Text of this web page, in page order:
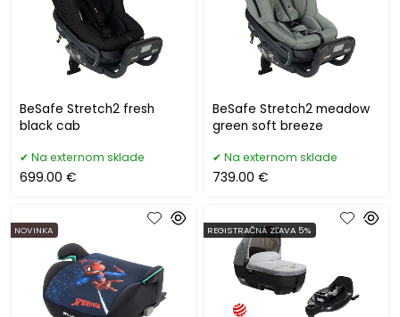
BeSafe Stretch2 fresh
black cab
Na externom sklade
699.00 €
BeSafe Stretch2 meadow
green soft breeze
Na externom sklade
739.00 €
NOVINKA REGISTRAČNÁ ZĽAVA 5%